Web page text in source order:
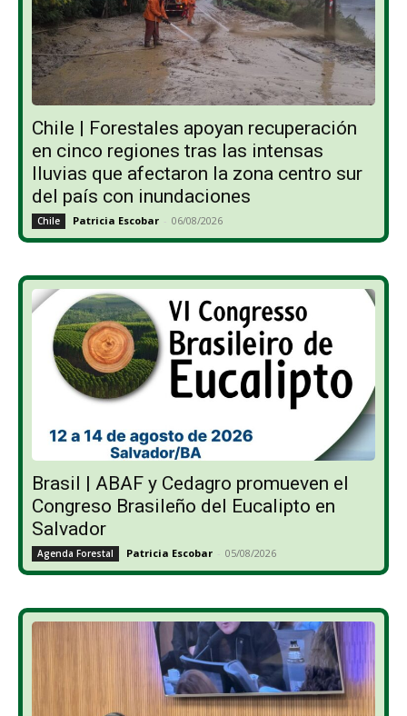
Chile | Forestales apoyan recuperación
en cinco regiones tras las intensas
lluvias que afectaron la zona centro sur
del país con inundaciones
Chile Patricia Escobar - 06/08/2026
Brasil | ABAF y Cedagro promueven el
Congreso Brasileño del Eucalipto en
Salvador
Agenda Forestal Patricia Escobar - 05/08/2026